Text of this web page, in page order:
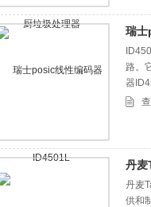
瑞
路。
器
丹麦
丹麦
供和